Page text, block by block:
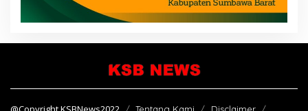
Tentang Kami Disclaimer